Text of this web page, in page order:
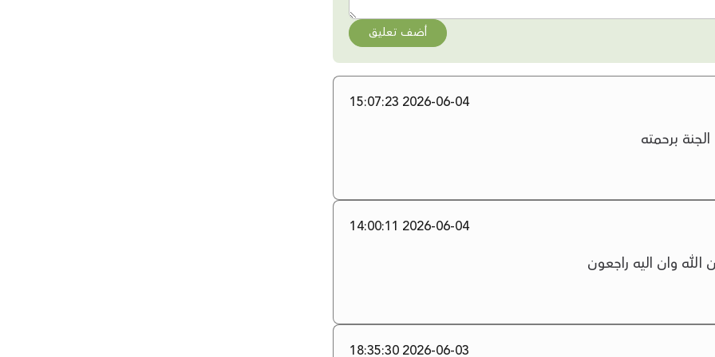
أضف تعليق
2026-06-04 15:07:23
برحمته
2026-06-04 14:00:11
وان اليه راجعون
2026-06-03 18:35:30